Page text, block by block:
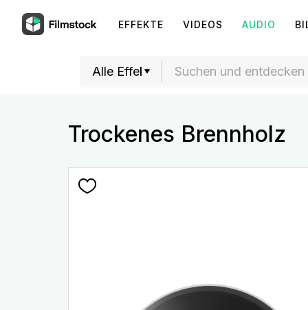
EFFEKTE VIDEOS AUDIO
Trockenes Brennholz